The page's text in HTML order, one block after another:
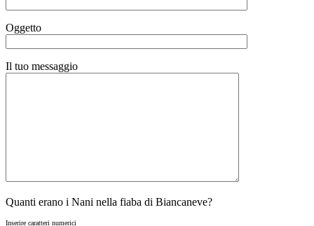
Oggetto
Il tuo messaggio
Quanti erano i Nani nella fiaba di Biancaneve?
Inserire caratteri numerici